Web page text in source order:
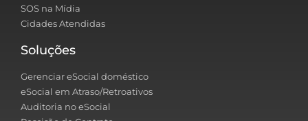
SOS na Mídia
Cidades Atendidas
Soluções
Gerenciar eSocial doméstico
eSocial em Atraso/Retroativos
Auditoria no eSocial